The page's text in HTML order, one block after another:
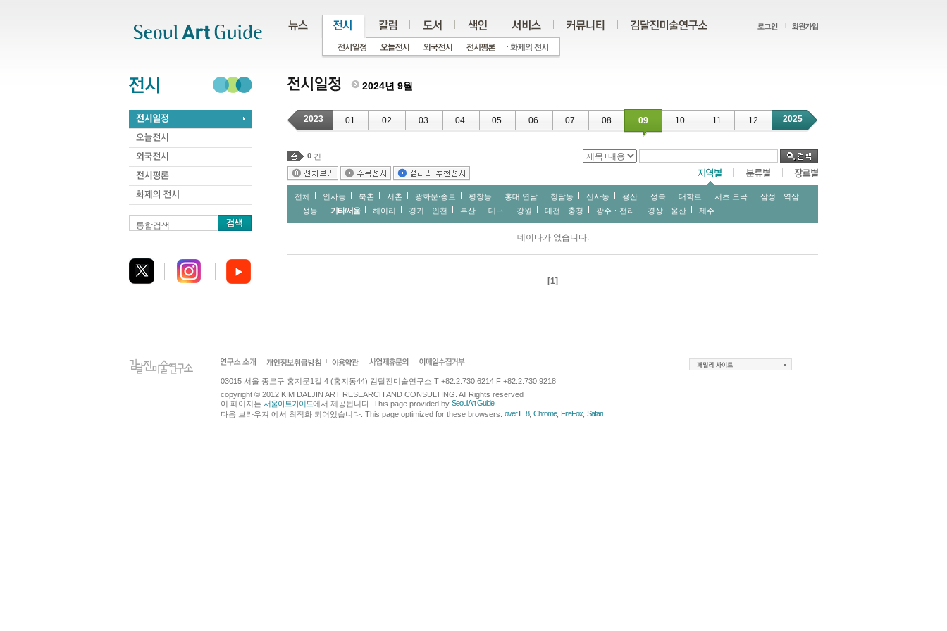
통합검색
2024년 9월
2023 01 02 03 04 05 06 07 08 09 10 11 12 2025
0 건
전체 인사동 북촌 서촌 광화문∙종로 평창동 홍대∙연남 청담동 신사동 용산 성북 대학로 서초∙도곡
삼성ㆍ역삼
성동
기타/서울 헤이리 경기ㆍ인천 부산 대구 강원 대전ㆍ충청 광주ㆍ전라 경상ㆍ울산 제주
데이타가 없습니다.
[1]
03015 서울 종로구 홍지문1길 4 (홍지동44) 김달진미술연구소 T +82.2.730.6214 F +82.2.730.9218
copyright © 2012 KIM DALJIN ART RESEARCH AND CONSULTING. All Rights reserved
이 페이지는 서울아트가이드에서 제공됩니다. This page provided by Seoul Art Guide.
다음 브라우져 에서 최적화 되어있습니다. This page optimized for these browsers. over IE 8, Chrome, FireFox Safari